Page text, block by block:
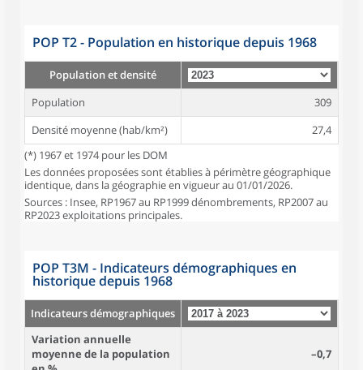
POP T2 - Population en historique depuis 1968
Population et densité
Population
309
Densité moyenne (hab/km²)
27,4
(*) 1967 et 1974 pour les DOM
Les données proposées sont établies à périmètre géographique
identique, dans la géographie en vigueur au 01/01/2026.
Sources : Insee, RP1967 au RP1999 dénombrements, RP2007 au
RP2023 exploitations principales.
POP T3M - Indicateurs démographiques en
historique depuis 1968
Indicateurs démographiques
Variation annuelle
moyenne de la population
–0,7